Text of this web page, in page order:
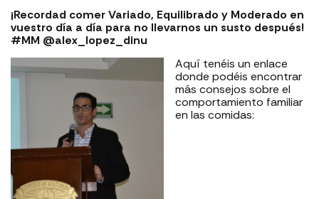
¡Recordad comer Variado, Equilibrado y Moderado en
vuestro día a día para no llevarnos un susto después!
#MM @alex_lopez_dinu
Aquí tenéis un enlace
donde podéis encontrar
más consejos sobre el
comportamiento familiar
en las comidas: